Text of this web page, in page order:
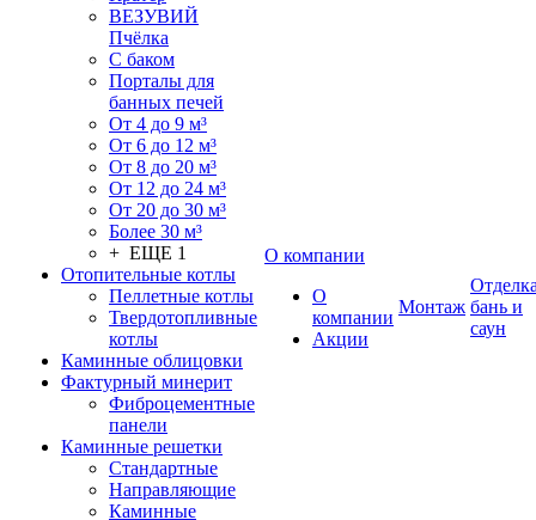
ВЕЗУВИЙ
Пчёлка
С баком
Порталы для
банных печей
От 4 до 9 м³
От 6 до 12 м³
От 8 до 20 м³
От 12 до 24 м³
От 20 до 30 м³
Более 30 м³
+ ЕЩЕ 1
Отопительные котлы
Пеллетные котлы
Твердотопливные
котлы
Каминные облицовки
Фактурный минерит
Фиброцементные
панели
Каминные решетки
Стандартные
Направляющие
Каминные
О компании
О
компании
Акции
Монтаж бань и
саун